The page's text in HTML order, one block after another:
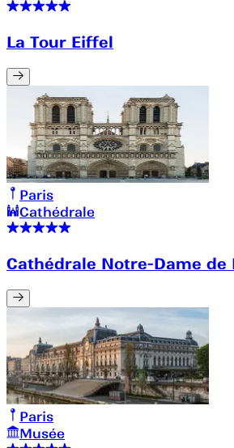
La Tour Eiffel
Paris
Cathédrale
Cathédrale Notre-Dame de
Paris
Musée